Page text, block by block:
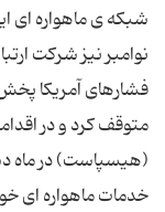
شبکه ی ماهواره ای
نوامبر نیز شرکت
فشارهای آمریکا
متوقف کرد و در
خدمات ماهواره ای